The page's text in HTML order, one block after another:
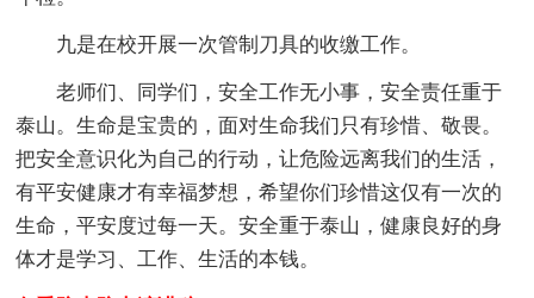
九是在校开展一次管制刀具的收缴工作。
老师们、同学们，安全工作无小事，安全责任重于
泰山。生命是宝贵的，面对生命我们只有珍惜、敬畏。
把安全意识化为自己的行动，让危险远离我们的生活，
有平安健康才有幸福梦想，希望你们珍惜这仅有一次的
生命，平安度过每一天。安全重于泰山，健康良好的身
体才是学习、工作、生活的本钱。